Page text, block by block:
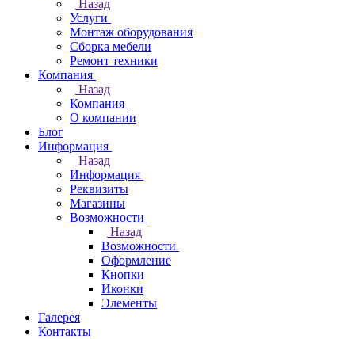
Назад
Услуги
Монтаж оборудования
Сборка мебели
Ремонт техники
Компания
Назад
Компания
О компании
Блог
Информация
Назад
Информация
Реквизиты
Магазины
Возможности
Назад
Возможности
Оформление
Кнопки
Иконки
Элементы
Галерея
Контакты